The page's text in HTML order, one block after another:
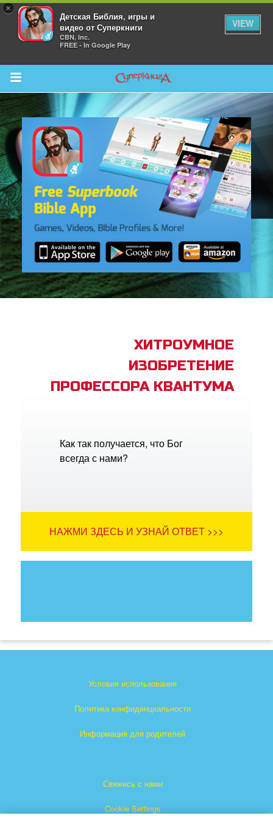
×
Детская Библия, игры и
видео от Суперкниги
CBN, Inc.
FREE - In Google Play
VIEW
Return to Content
Bible App
ХИТРОУМНОЕ
ИЗОБРЕТЕНИЕ
ПРОФЕССОРА КВАНТУМА
Как так получается, что Бог
всегда с нами?
НАЖМИ ЗДЕСЬ И УЗНАЙ ОТВЕТ >>>
Условия использования
Политика конфиденциальности
Информация для родителей
Свяжись с нами
Cookie Settings